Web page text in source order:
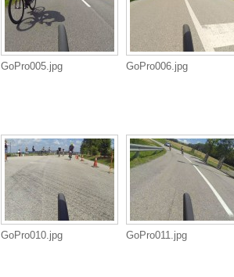
GoPro005.jpg GoPro006.jpg
GoPro010.jpg GoPro011.jpg